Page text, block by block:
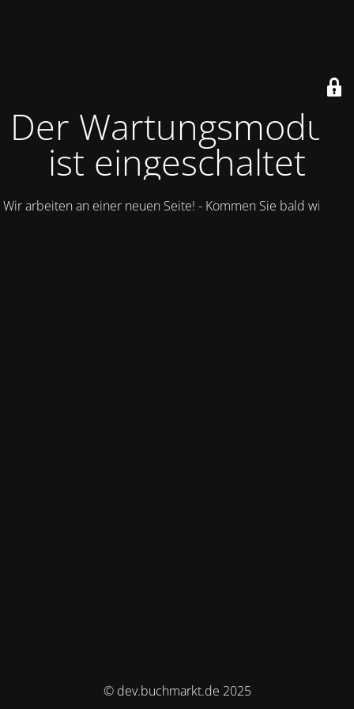
Der Wartungsmodus
ist eingeschaltet
Wir arbeiten an einer neuen Seite! - Kommen Sie bald wieder.
© dev.buchmarkt.de 2025